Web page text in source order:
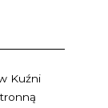
Kuźni